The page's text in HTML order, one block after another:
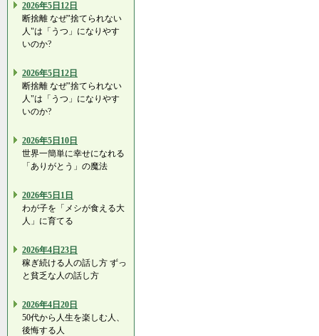
2026年5日12日
断捨離 なぜ"捨てられない
人"は「うつ」になりやす
いのか?
2026年5日12日
断捨離 なぜ"捨てられない
人"は「うつ」になりやす
いのか?
2026年5日10日
世界一簡単に幸せになれる
「ありがとう」の魔法
2026年5日1日
わが子を「メシが食える大
人」に育てる
2026年4日23日
稼ぎ続ける人の話し方 ずっ
と貧乏な人の話し方
2026年4日20日
50代から人生を楽しむ人、
後悔する人